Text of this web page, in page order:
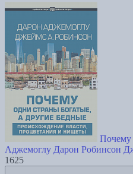
Почему
Аджемоглу Дарон Робинсон
1625